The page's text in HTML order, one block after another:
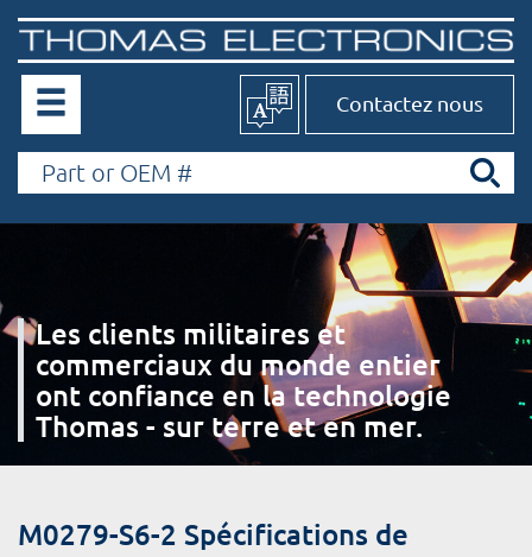
Contactez nous
Les clients militaires et
commerciaux du monde entier
ont confiance en la technologie
Thomas - sur terre et en mer.
M0279-S6-2 Spécifications de